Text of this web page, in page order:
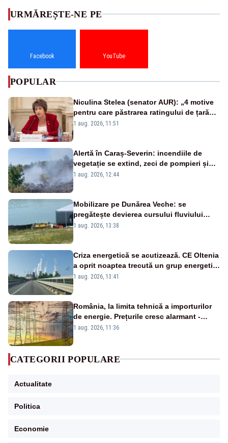
URMĂREȘTE-NE PE
Facebook YouTube
POPULAR
Niculina Stelea (senator AUR): „4 motive
pentru care păstrarea ratingului de țară
nu este o reușită pentru Guvernul
1 aug. 2026, 11:51
Alertă în Caraș-Severin: incendiile de
vegetație se extind, zeci de pompieri și
silvicultori se luptă cu flăcările - VIDEO
1 aug. 2026, 12:44
Mobilizare pe Dunărea Veche: se
pregătește devierea cursului fluviului
către Cernavodă – VIDEO
1 aug. 2026, 13:38
Criza energetică se acutizează. CE Oltenia
a oprit noaptea trecută un grup energetic
de la Rovinari
1 aug. 2026, 13:41
România, la limita tehnică a importurilor
de energie. Prețurile cresc alarmant -
Analiză Realitatea Plus
1 aug. 2026, 11:36
CATEGORII POPULARE
Actualitate
Politica
Economie